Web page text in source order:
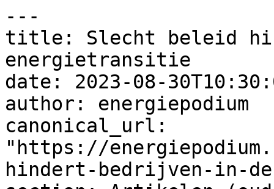
---
title: Slecht beleid
energietransitie
date: 2023-08-
author: energiepodium
canonical_url:
"https://
hindert-bedrijven-in-